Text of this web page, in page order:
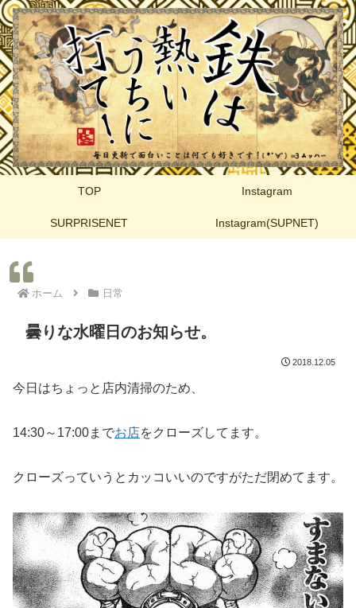
TOP Instagram
SURPRISENET Instagram(SUPNET)
ホーム 日常
曇りな水曜日のお知らせ。
2018.12.05
今日はちょっと店内清掃のため、
14:30～17:00までお店をクローズしてます。
クローズっていうとカッコいいのですがただ閉めてます。